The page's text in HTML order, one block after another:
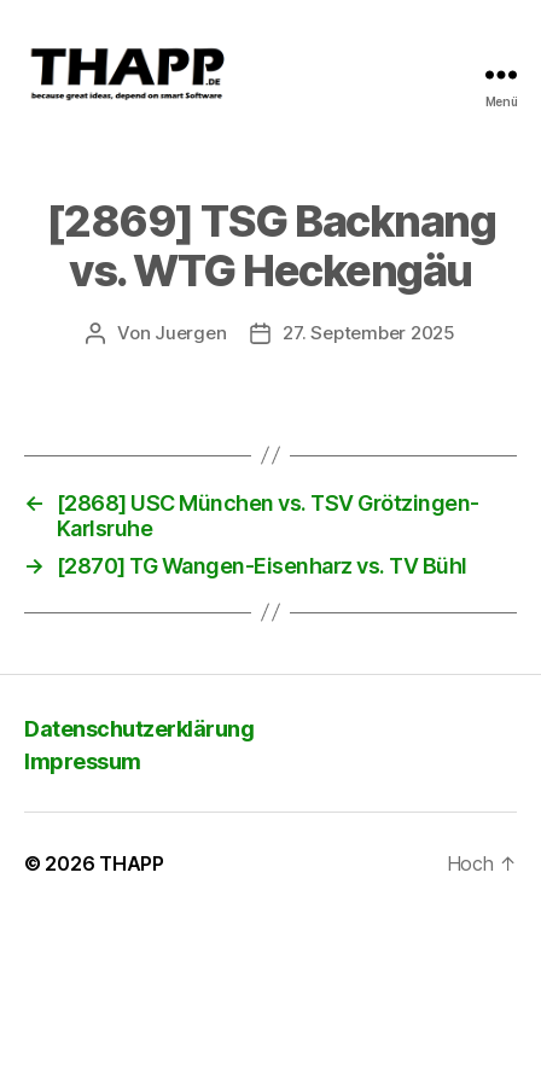
Menü
[2869] TSG Backnang
vs. WTG Heckengäu
Beitragsautor
Von Juergen Beitragsdatum
27. September 2025
←
[2868] USC München vs. TSV Grötzingen-
Karlsruhe
→
[2870] TG Wangen-Eisenharz vs. TV Bühl
Datenschutzerklärung
Impressum
© 2026 THAPP Hoch ↑